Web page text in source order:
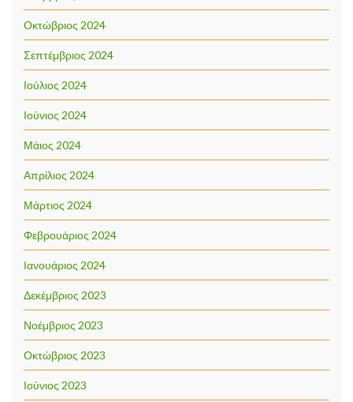
Οκτώβριος 2024
Σεπτέμβριος 2024
Ιούλιος 2024
Ιούνιος 2024
Μάιος 2024
Απρίλιος 2024
Μάρτιος 2024
Φεβρουάριος 2024
Ιανουάριος 2024
Δεκέμβριος 2023
Νοέμβριος 2023
Οκτώβριος 2023
Ιούνιος 2023